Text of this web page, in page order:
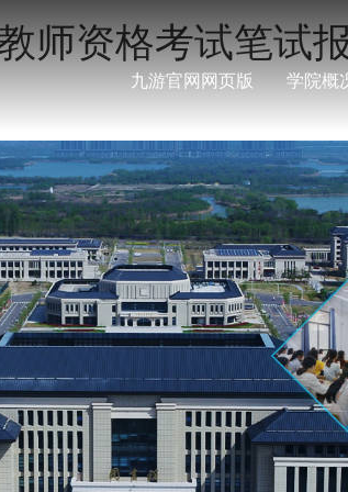
师资格考试笔试
九游官网网页版 学院概